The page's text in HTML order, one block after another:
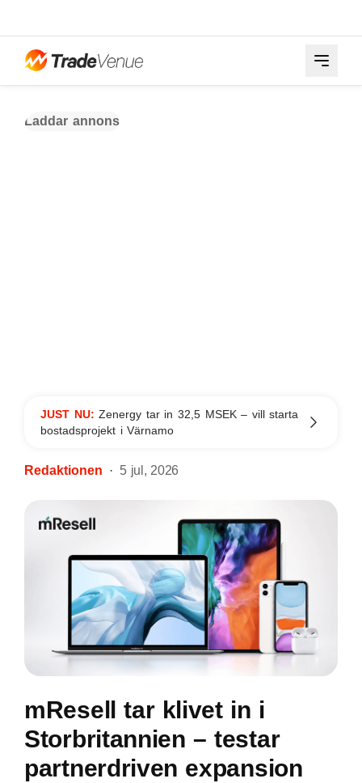
Laddar annons
JUST NU:Zenergy tar in 32,5 MSEK – vill starta
bostadsprojekt i Värnamo
Redaktionen 5 jul, 2026
mResell tar klivet in i
Storbritannien – testar
partnerdriven expansion